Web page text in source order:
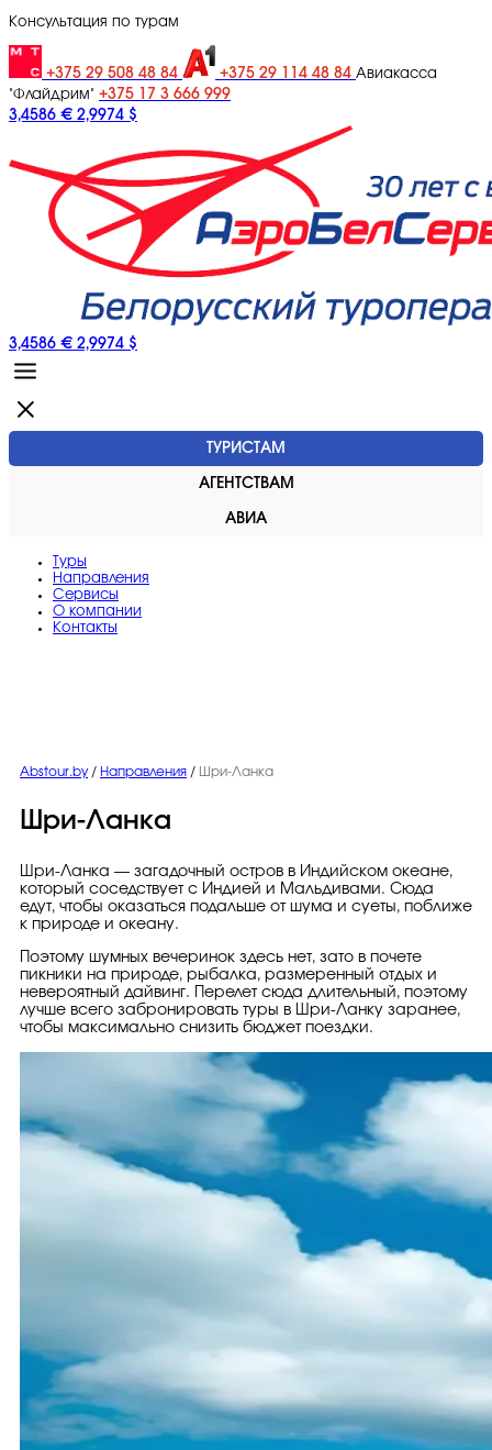
Консультация по турам
+375 29 508 48 84 +375 29 114 48 84 Авиакасса
"Флайдрим" +375 17 3 666 999
3,4586 € 2,9974 $
3,4586 € 2,9974 $
ТУРИСТАМ
АГЕНТСТВАМ
АВИА
Туры
Направления
Сервисы
O компании
Контакты
Abstour.by / Направления / Шри-Ланка
Шри-Ланка
Шри-Ланка — загадочный остров в Индийском океане,
который соседствует с Индией и Мальдивами. Сюда
едут, чтобы оказаться подальше от шума и суеты, поближе
к природе и океану.
Поэтому шумных вечеринок здесь нет, зато в почете
пикники на природе, рыбалка, размеренный отдых и
невероятный дайвинг. Перелет сюда длительный, поэтому
лучше всего забронировать туры в Шри-Ланку заранее,
чтобы максимально снизить бюджет поездки.